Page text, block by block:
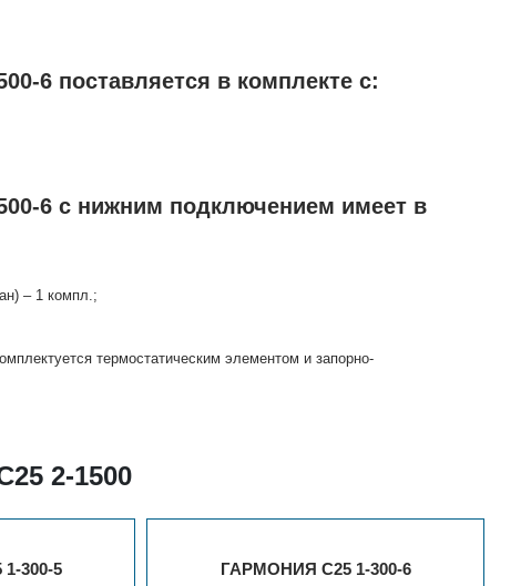
6 поставляется в комплекте с:
6 с нижним подключением имеет в
– 1 компл.;
термостатическим элементом и запорно-
2-1500
300-5 ГАРМОНИЯ С25 1-300-6